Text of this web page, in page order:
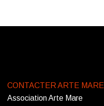
CONTACTER ARTE MARE
Association Arte Mare